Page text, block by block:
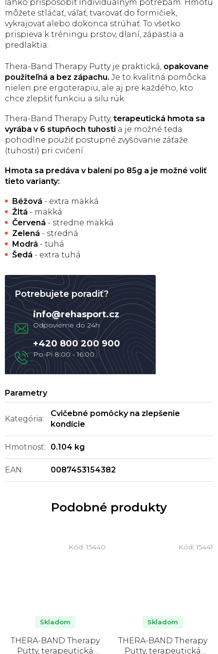
ľahko prispôsobiť individuálnym potrebám. Hmotu
môžete stláčať, váľať, tvarovať do formičiek,
vykrajovať alebo dokonca strúhať. To všetko
prispieva k tréningu prstov, dlaní, zápästia a
predlaktia.
Thera-Band Therapy Putty je praktická, opakovane
použiteľná a bez zápachu. Je to kvalitná pomôcka
nielen pre ergoterapiu, ale aj pre každého, kto
chce zlepšiť funkciu a silu rúk.
Thera-Band Therapy Putty, terapeutická hmota sa
vyrába v 6 stupňoch tuhosti a je možné teda
pohodlne použiť postupné zvyšovanie záťaže
(tuhosti) pri cvičení.
Hmota sa predáva v balení po 85g a je možné voliť
tieto varianty:
Béžová - extra mäkká
Žltá - mäkká
Červená - stredne mäkká
Zelená - stredná
Modrá - tuhá
Šedá - extra tuhá
Potrebujete poradiť?
info@rehasport.cz
+420 800 200 900
Kategória:
Cvičebné pomôcky na zlepšenie
kondície
Hmotnosť: 0.104 kg
EAN : 0087453154382
Podobné produkty
THERA-BAND Therapy
Putty, terapeutická
Skladom
Kód: 15440
THERA-BAND Therapy
Putty, terapeutická
Skladom
Kód: 15441